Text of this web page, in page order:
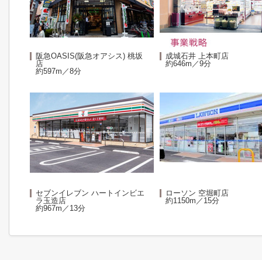
阪急OASIS(阪急オアシス) 桃坂
店
約597m／8分
成城石井 上本町店
約646m／9分
セブンイレブン ハートインビエ
ラ玉造店
約967m／13分
ローソン 空堀町店
約1150m／15分